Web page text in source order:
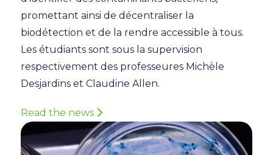
promettant ainsi de décentraliser la
biodétection et de la rendre accessible à tous.
Les étudiants sont sous la supervision
respectivement des professeures Michèle
Desjardins et Claudine Allen.
Read the news